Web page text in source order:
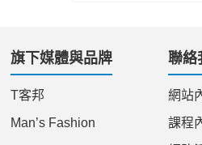
旗下媒體與品牌
T客邦
Man’s Fashion
聯絡
網站
課程